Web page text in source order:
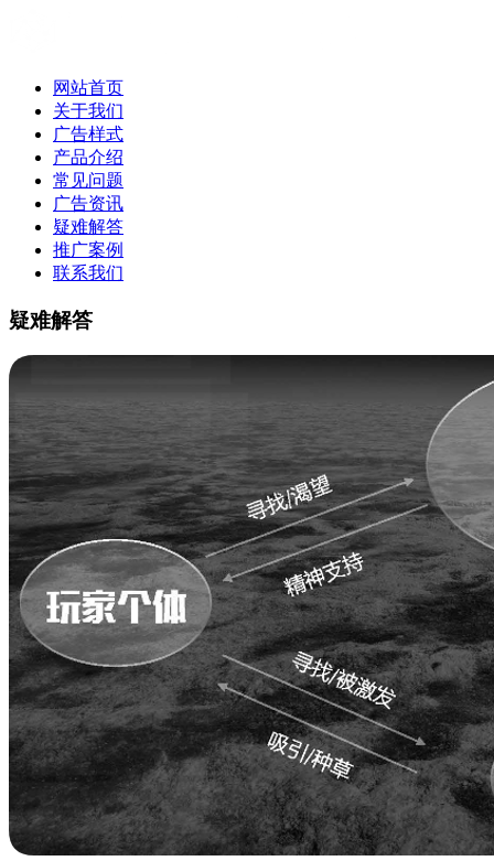
网站首页
关于我们
广告样式
产品介绍
常见问题
广告资讯
疑难解答
推广案例
联系我们
疑难解答
疑难解答|网易开户平台|网易